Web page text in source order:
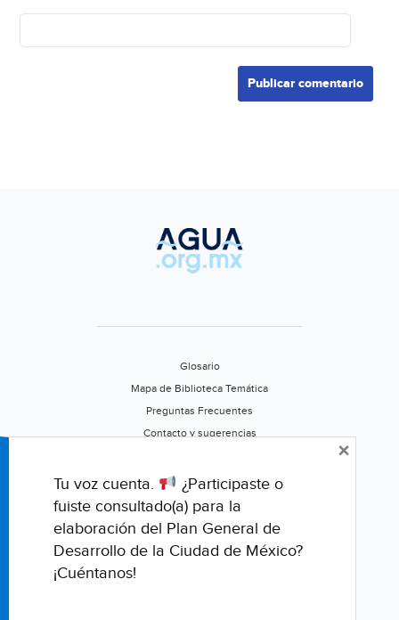
Glosario
Mapa de Biblioteca Temática
Preguntas Frecuentes
Contacto y sugerencias
Califica este portal
Tu voz cuenta.
¿Participaste o
fuiste consultado(a) para la
elaboración del Plan General de
Desarrollo de la Ciudad de México?
¡Cuéntanos!
×